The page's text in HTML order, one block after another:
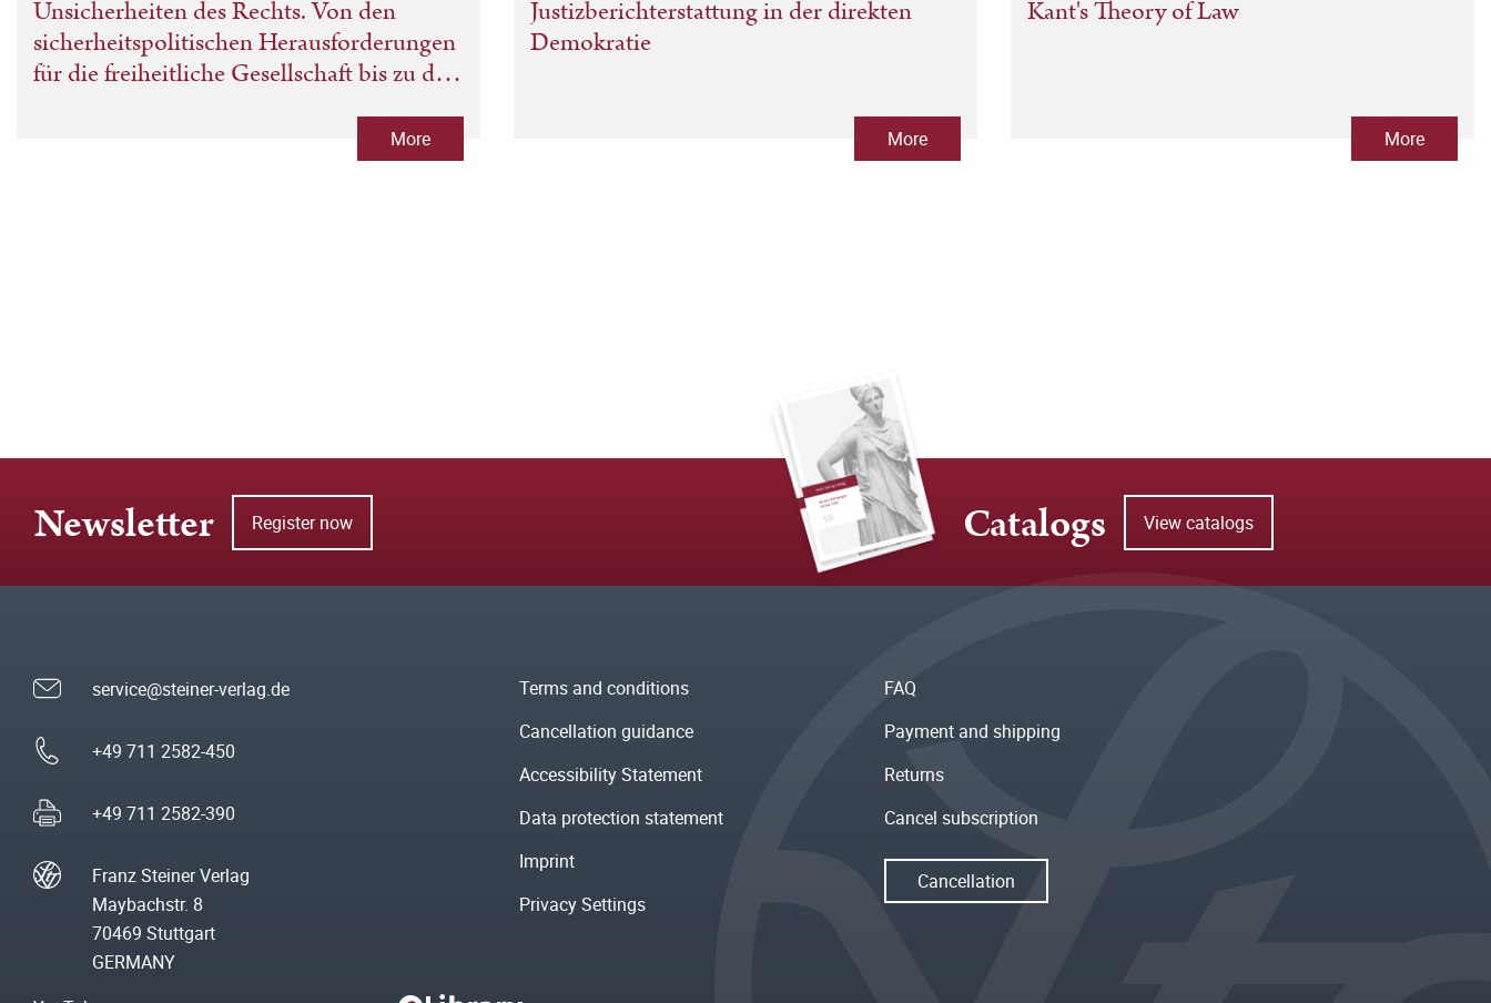
Unsicherheiten des Rechts. Von den
sicherheitspolitischen Herausforderungen
für die freiheitliche Gesellschaft bis zu den
More
Justizberichterstattung in der direkten
Demokratie
More
Kant's Theory of Law
More
Newsletter Register now Catalogs View catalogs
service@steiner-verlag.de
+49 711 2582-450
+49 711 2582-390
Franz Steiner Verlag
Maybachstr. 8
70469 Stuttgart
GERMANY
Terms and conditions
Cancellation guidance
Accessibility Statement
Data protection statement
Imprint
Privacy Settings
FAQ
Payment and shipping
Returns
Cancel subscription
Cancellation